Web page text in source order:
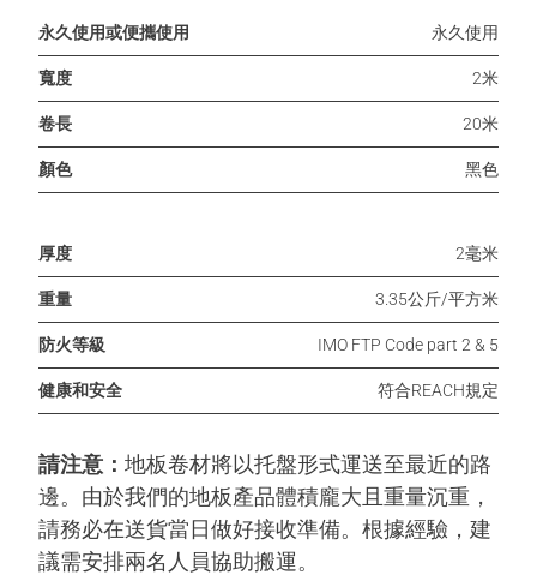
永久使用或便攜使用 永久使用
寬度 2米
卷長 20米
顏色 黑色
厚度 2毫米
重量 3.35公斤/平方米
防火等級 IMO FTP Code part 2 & 5
健康和安全 符合REACH規定
請注意： 地板卷材將以托盤形式運送至最近的路
邊。由於我們的地板產品體積龐大且重量沉重，
請務必在送貨當日做好接收準備。根據經驗，建
議需安排兩名人員協助搬運。